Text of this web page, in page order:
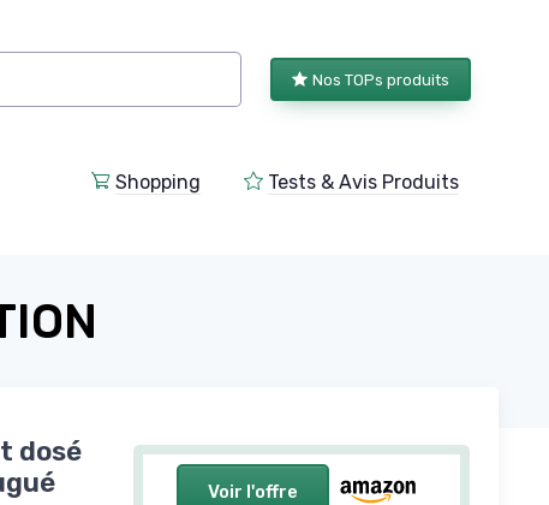
Nos TOPs produits
Shopping Tests & Avis Produits
Voir l'offre
dosé